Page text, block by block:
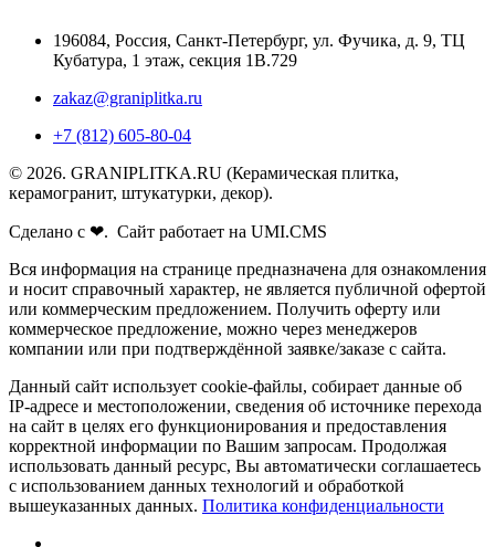
196084, Россия, Санкт-Петербург, ул. Фучика, д. 9, ТЦ
Кубатура, 1 этаж, секция 1В.729
zakaz@graniplitka.ru
+7 (812) 605-80-04
© 2026. GRANIPLITKA.RU (Керамическая плитка,
керамогранит, штукатурки, декор).
Сделано с ❤. Сайт работает на UMI.CMS
Вся информация на странице предназначена для ознакомления
и носит справочный характер, не является публичной офертой
или коммерческим предложением. Получить оферту или
коммерческое предложение, можно через менеджеров
компании или при подтверждённой заявке/заказе с сайта.
Данный сайт использует cookie-файлы, собирает данные об
IP-адресе и местоположении, сведения об источнике перехода
на сайт в целях его функционирования и предоставления
корректной информации по Вашим запросам. Продолжая
использовать данный ресурс, Вы автоматически соглашаетесь
с использованием данных технологий и обработкой
вышеуказанных данных. Политика конфиденциальности